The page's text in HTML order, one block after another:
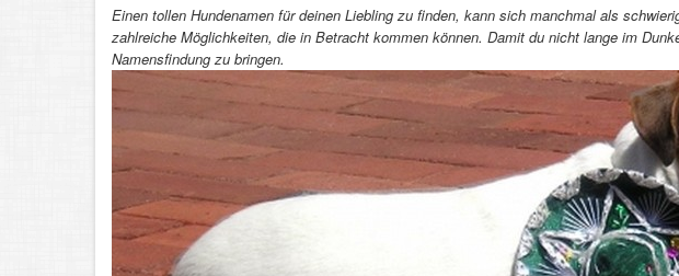
Einen tollen Hundenamen für deinen Liebling zu finden, kann sich manchmal als
zahlreiche Möglichkeiten, die in Betracht kommen können. Damit du nicht lange im
Namensfindung zu bringen.